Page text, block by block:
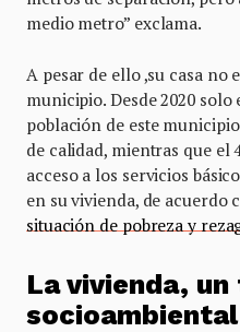
medio metro” exclama.
A pesar de ello ,su casa no
municipio. Desde 2020
población de este
de calidad, mientras que el
acceso a los servicios
en su vivienda, de acuerdo
situación de pobreza y
La vivienda, un
socioambiental